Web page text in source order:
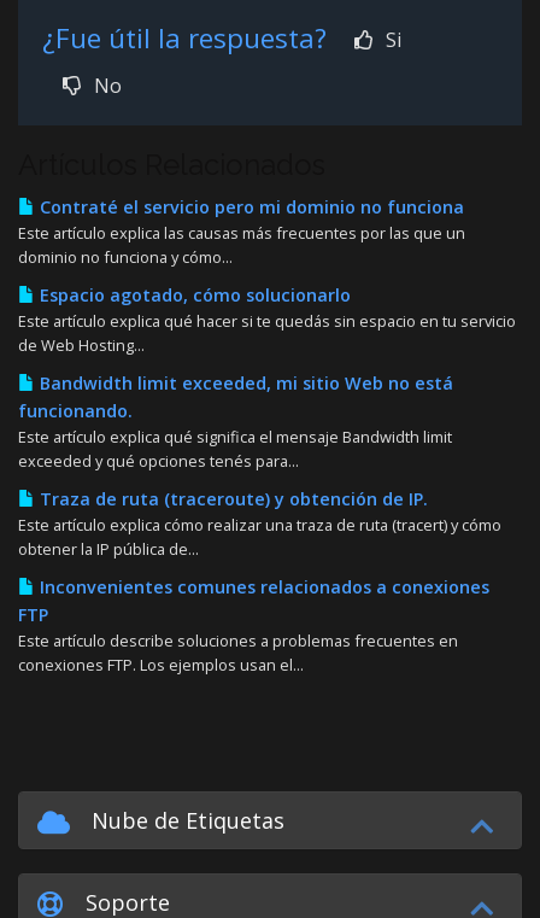
¿Fue útil la respuesta?
Si
No
Contraté el servicio pero mi dominio no funciona
Este artículo explica las causas más frecuentes por las que un
dominio no funciona y cómo...
Espacio agotado, cómo solucionarlo
Este artículo explica qué hacer si te quedás sin espacio en tu servicio
de Web Hosting...
Bandwidth limit exceeded, mi sitio Web no está
funcionando.
Este artículo explica qué significa el mensaje Bandwidth limit
exceeded y qué opciones tenés para...
Traza de ruta (traceroute) y obtención de IP.
Este artículo explica cómo realizar una traza de ruta (tracert) y cómo
obtener la IP pública de...
Inconvenientes comunes relacionados a conexiones
FTP
Este artículo describe soluciones a problemas frecuentes en
conexiones FTP. Los ejemplos usan el...
Nube de Etiquetas
Soporte